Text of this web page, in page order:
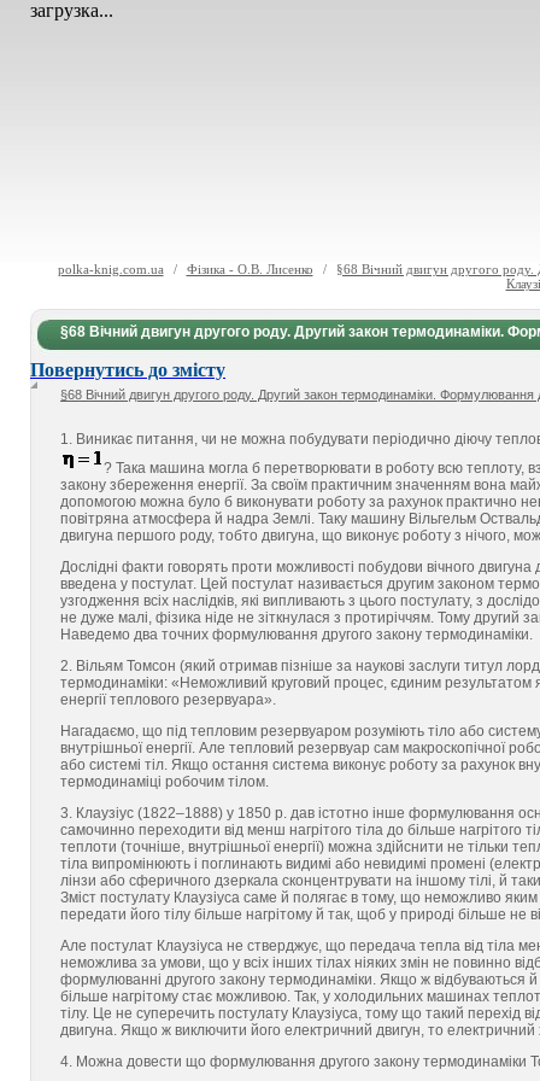
загрузка...
polka-knig.com.ua / Фізика - О.В. Лисенко /
§68 Вічний двигун другого роду.
§68 Вічний двигун другого роду. Другий закон термодинаміки.
Повернутись до змісту
§68 Вічний двигун другого роду. Другий закон термодинаміки. Формулювання
1. Виникає питання, чи не можна побудувати періодично діючу
? Така машина могла б перетворювати в роботу всю теплоту,
закону збереження енергії. За своїм практичним значенням вона
допомогою можна було б виконувати роботу за рахунок практично
повітряна атмосфера й надра Землі. Таку машину Вільгельм
двигуна першого роду, тобто двигуна, що виконує роботу з нічого,
Дослідні факти говорять проти можливості побудови вічного
введена у постулат. Цей постулат називається другим законом
узгодження всіх наслідків, які випливають з цього постулату, з
не дуже малі, фізика ніде не зіткнулася з протиріччям. Тому другий
Наведемо два точних формулювання другого закону термодинаміки.
2. Вільям Томсон (який отримав пізніше за наукові заслуги титул
термодинаміки: «Неможливий круговий процес, єдиним
енергії теплового резервуара».
Нагадаємо, що під тепловим резервуаром розуміють тіло або
внутрішньої енергії. Але тепловий резервуар сам макроскопічної
або системі тіл. Якщо остання система виконує роботу за рахунок
термодинаміці робочим тілом.
3. Клаузіус (1822–1888) у 1850 р. дав істотно інше формулювання
самочинно переходити від менш нагрітого тіла до більше нагрітого
теплоти (точніше, внутрішньої енергії) можна здійснити не тільки
тіла випромінюють і поглинають видимі або невидимі промені
лінзи або сферичного дзеркала сконцентрувати на іншому тілі, й
Зміст постулату Клаузіуса саме й полягає в тому, що неможливо
передати його тілу більше нагрітому й так, щоб у природі більше не
Але постулат Клаузіуса не стверджує, що передача тепла від тіла
неможлива за умови, що у всіх інших тілах ніяких змін не повинно
формулюванні другого закону термодинаміки. Якщо ж відбуваються
більше нагрітому стає можливою. Так, у холодильних машинах
тілу. Це не суперечить постулату Клаузіуса, тому що такий перехід
двигуна. Якщо ж виключити його електричний двигун, то
4. Можна довести що формулювання другого закону термодинаміки